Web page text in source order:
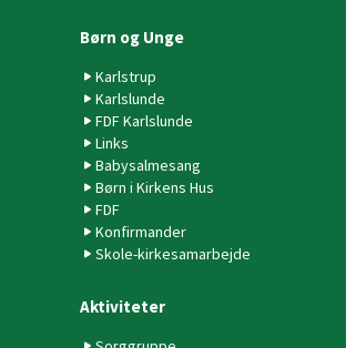
Børn og Unge
Karlstrup
Karlslunde
FDF Karlslunde
Links
Babysalmesang
Børn i Kirkens Hus
FDF
Konfirmander
Skole-kirkesamarbejde
Aktiviteter